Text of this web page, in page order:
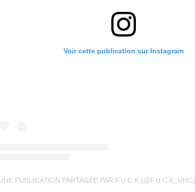
Voir cette publication sur Instagram
PUBLICATION PARTAGÉE PAR F.U.C.K (@F.U.C.K_UHC)